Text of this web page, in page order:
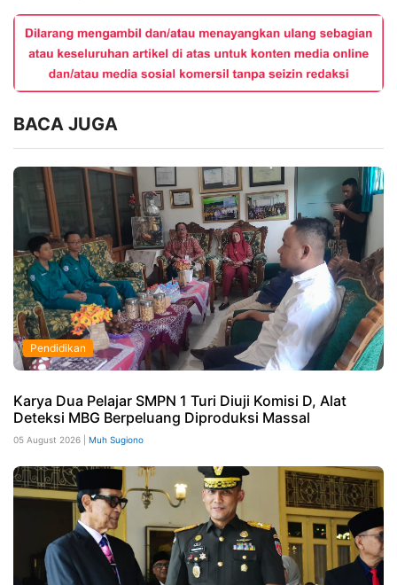
BACA JUGA
Pendidikan
Karya Dua Pelajar SMPN 1 Turi Diuji Komisi D, Alat
Deteksi MBG Berpeluang Diproduksi Massal
05 August 2026 | Muh Sugiono